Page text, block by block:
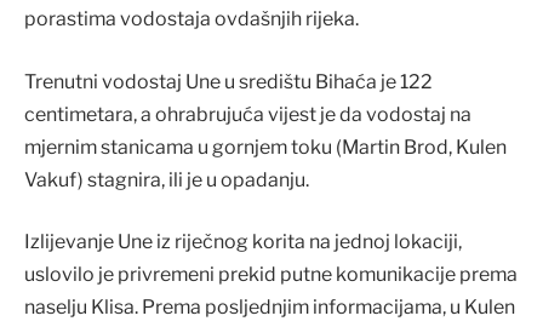
porastima vodostaja ovdašnjih rijeka.
Trenutni vodostaj Une u središtu Bihaća je 122
centimetara, a ohrabrujuća vijest je da vodostaj na
mjernim stanicama u gornjem toku (Martin Brod, Kulen
Vakuf) stagnira, ili je u opadanju.
Izlijevanje Une iz riječnog korita na jednoj lokaciji,
uslovilo je privremeni prekid putne komunikacije prema
naselju Klisa. Prema posljednjim informacijama, u Kulen